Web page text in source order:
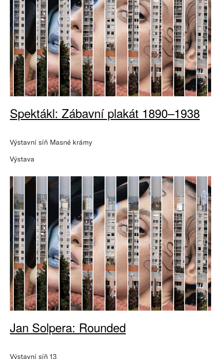
Spektákl: Zábavní plakát 1890–1938
Výstavní síň Masné krámy
Výstava
Jan Solpera: Rounded
Výstavní síň 13